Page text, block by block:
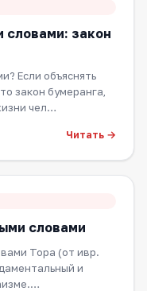
словами: закон
Если объяснять
закон бумеранга,
чел…
Читать →
словами
Тора (от ивр.